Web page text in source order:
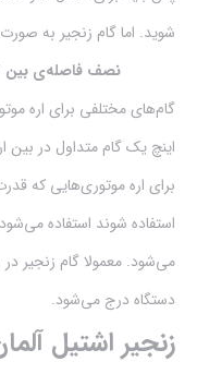
شوید. اما گام زنجیر به
نصف فاصله‌ی بین 3 پین متوالی زنجیر بر حسب اینچ.
برای اره موتوری‌هایی که
می‌شود. معمولا گام زنجیر
دستگاه درج می‌شود.
زنجیر‌ اشتیل